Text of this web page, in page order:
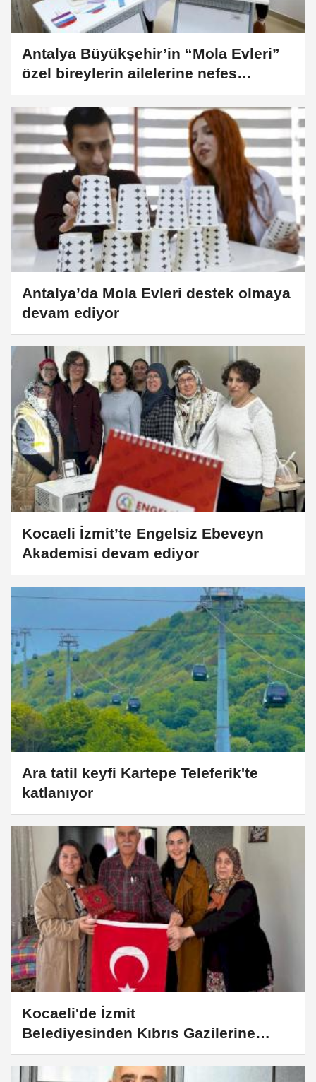
Antalya Büyükşehir’in “Mola Evleri”
özel bireylerin ailelerine nefes
aldırıyor
Antalya’da Mola Evleri destek olmaya
devam ediyor
Kocaeli İzmit’te Engelsiz Ebeveyn
Akademisi devam ediyor
Ara tatil keyfi Kartepe Teleferik'te
katlanıyor
Kocaeli'de İzmit
Belediyesinden Kıbrıs Gazilerine
ziyaret